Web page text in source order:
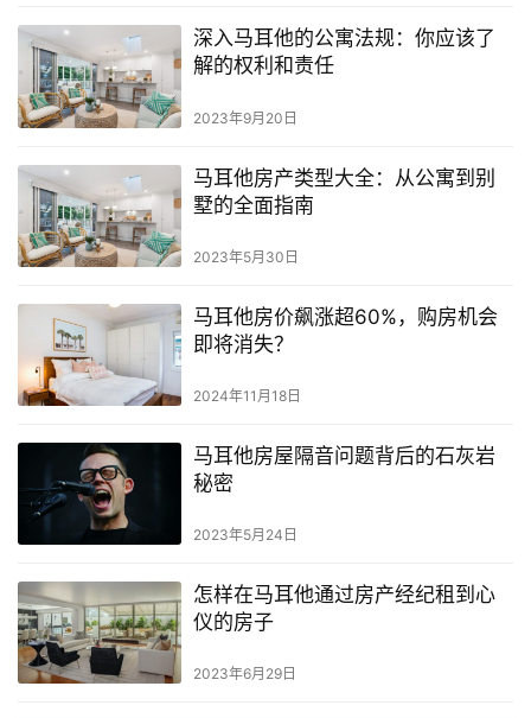
深入马耳他的公寓法规：你应该了
解的权利和责任
2023年9月20日
马耳他房产类型大全：从公寓到别
墅的全面指南
2023年5月30日
马耳他房价飙涨超60%，购房机会
即将消失？
2024年11月18日
马耳他房屋隔音问题背后的石灰岩
秘密
2023年5月24日
怎样在马耳他通过房产经纪租到心
仪的房子
2023年6月29日